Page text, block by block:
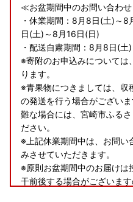
≪お盆期間中のお問い合わ
・休業期間：8月8日(土)～
日(土)～8月16日(日)
・配送自粛期間：8月8日(
※寄附のお申込みについては
ります。
※青果物につきましては、収
の発送を行う場合がござい
難な場合には、宮崎市ふる
ださい。
※上記休業期間中は、お問い
みさせていただきます。
※原則お盆期間中のお届けは
干前後する場合がございま